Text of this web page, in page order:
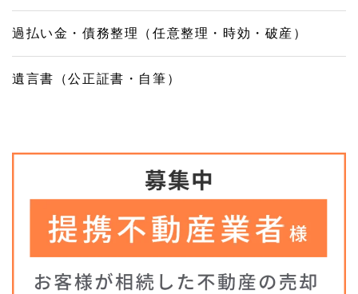
過払い金・債務整理（任意整理・時効・破産）
遺言書（公正証書・自筆）